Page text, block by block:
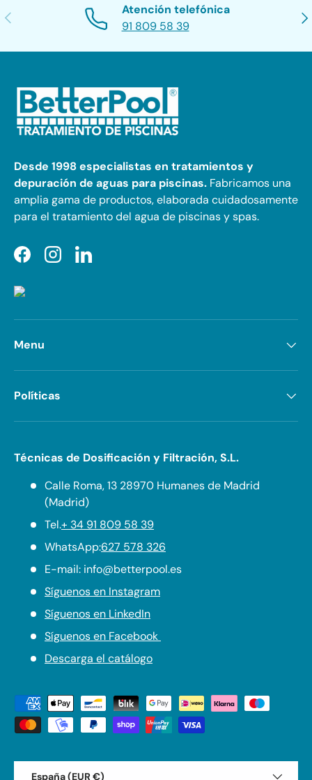
Anterior
Atención telefónica
91 809 58 39
Desde 1998 especialistas en tratamientos y
depuración de aguas para piscinas. Fabricamos una
amplia gama de productos, elaborada cuidadosamente
para el tratamiento del agua de piscinas y spas.
FacebookInstagramLinkedIn
Menu
Políticas
Técnicas de Dosificación y Filtración, S.L.
Calle Roma, 13 28970 Humanes de Madrid
(Madrid)
Tel.+ 34 91 809 58 39
WhatsApp:627 578 326
E-mail: info@betterpool.es
Síguenos en Instagram
Síguenos en LinkedIn
Síguenos en Facebook
Descarga el catálogo
Formas de pago aceptadas
España (EUR €)